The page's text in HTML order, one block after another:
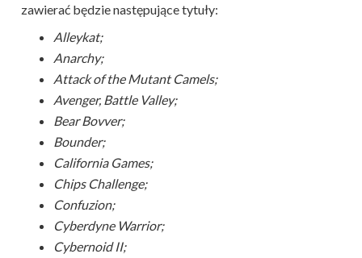
zawierać będzie następujące tytuły:
Alleykat;
Anarchy;
Attack of the Mutant Camels;
Avenger, Battle Valley;
Bear Bovver;
Bounder;
California Games;
Chips Challenge;
Confuzion;
Cyberdyne Warrior;
Cybernoid II;